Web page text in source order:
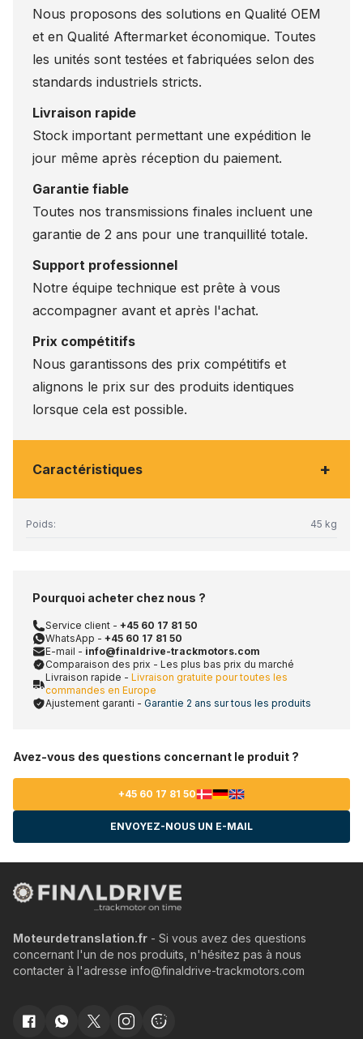
Nous proposons des solutions en Qualité OEM
et en Qualité Aftermarket économique. Toutes
les unités sont testées et fabriquées selon des
standards industriels stricts.
Livraison rapide
Stock important permettant une expédition le
jour même après réception du paiement.
Garantie fiable
Toutes nos transmissions finales incluent une
garantie de 2 ans pour une tranquillité totale.
Support professionnel
Notre équipe technique est prête à vous
accompagner avant et après l'achat.
Prix compétitifs
Nous garantissons des prix compétitifs et
alignons le prix sur des produits identiques
lorsque cela est possible.
Caractéristiques +
Poids: 45 kg
Pourquoi acheter chez nous ?
Service client - +45 60 17 81 50
WhatsApp - +45 60 17 81 50
E-mail - info@finaldrive-trackmotors.com
Comparaison des prix - Les plus bas prix du marché
Livraison rapide - Livraison gratuite pour toutes les
commandes en Europe
Ajustement garanti - Garantie 2 ans sur tous les produits
Avez-vous des questions concernant le produit ?
+45 60 17 81 50
ENVOYEZ-NOUS UN E-MAIL
Moteurdetranslation.fr - Si vous avez des questions
concernant l'un de nos produits, n'hésitez pas à nous
contacter à l'adresse info@finaldrive-trackmotors.com